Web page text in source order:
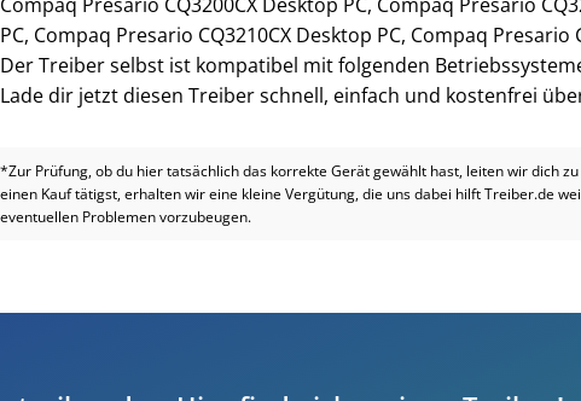
PC, Compaq Presario CQ3210CX Desktop PC, Compaq Presario
Der Treiber selbst ist kompatibel mit folgenden
Lade dir jetzt diesen Treiber schnell, einfach und kostenfrei
*Zur Prüfung, ob du hier tatsächlich das korrekte Gerät gewählt hast, leiten wir dich
einen Kauf tätigst, erhalten wir eine kleine Vergütung, die uns dabei hilft Treiber.de
eventuellen Problemen vorzubeugen.